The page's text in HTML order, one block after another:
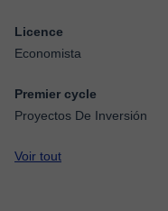
Licence
Economista
Premier cycle
Proyectos De Inversión
Voir tout